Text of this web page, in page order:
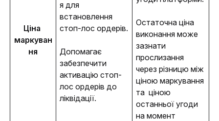
Ціна
маркуван
ня
я для
встановлення
стоп-лос ордерів.
Допомагає
забезпечити
активацію стоп-
лос ордерів до
ліквідації.
Остаточна ціна
виконання може
зазнати
прослизання
через різницю між
ціною маркування
та  ціною
останньої угоди
на момент